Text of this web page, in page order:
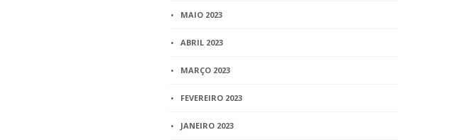
MAIO 2023
ABRIL 2023
MARÇO 2023
FEVEREIRO 2023
JANEIRO 2023